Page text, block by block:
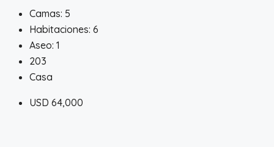
Camas: 5
Habitaciones: 6
Aseo: 1
203
Casa
USD 64,000